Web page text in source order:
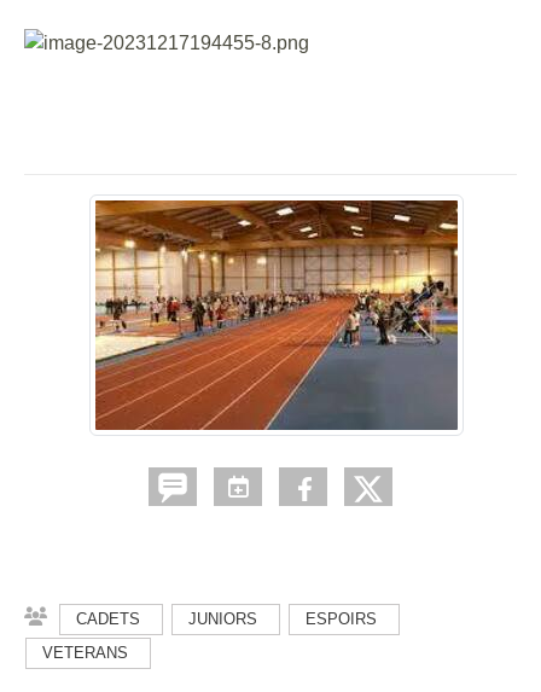
CADETS JUNIORS
ESPOIRS
VETERANS